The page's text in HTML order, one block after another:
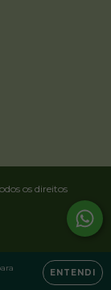
ENTENDI
os direitos